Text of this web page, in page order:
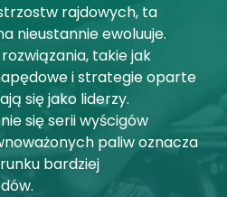
rajdowych, ta
nieustannie ewoluuje.
takie jak
i strategie oparte
się jako liderzy.
się serii wyścigów
paliw oznacza
bardziej